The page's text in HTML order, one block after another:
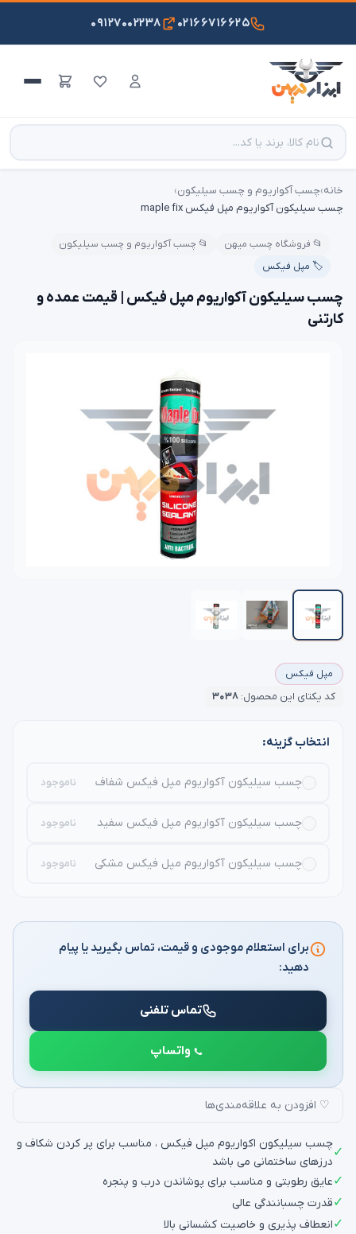
۰۲۱۶۶۷۱۶۶۲۵ ۰۹۱۲۷۰۰۲۲۳۸
خانه›چسب آکواریوم و چسب سیلیکون›
چسب سیلیکون آکواریوم مپل فیکس maple fix
📂 فروشگاه چسب میهن
📂 چسب آکواریوم و چسب سیلیکون
🏷️ مپل فیکس
چسب سیلیکون آکواریوم مپل فیکس | قیمت عمده و
کارتنی
مپل فیکس
کد یکتای این محصول: ۳۰۳۸
انتخاب گزینه:
چسب سیلیکون آکواریوم مپل فیکس شفاف ناموجود
چسب سیلیکون آکواریوم مپل فیکس سفید ناموجود
چسب سیلیکون آکواریوم مپل فیکس مشکی ناموجود
برای استعلام موجودی و قیمت، تماس بگیرید یا پیام
دهید:
تماس تلفنی
واتساپ
♡ افزودن به علاقه‌مندی‌ها
✓
چسب سیلیکون اکواریوم مپل فیکس ، مناسب برای پر کردن شکاف و
درزهای ساختمانی می باشد
✓عایق رطوبتی و مناسب برای پوشاندن درب و پنجره
✓قدرت چسبانندگی عالی
✓انعطاف پذیری و خاصیت کشسانی بالا